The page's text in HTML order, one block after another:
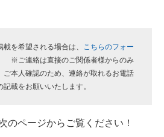
載を希望される場合は、 こちらのフォー
※ご連絡は直接のご関係者様からのみ
ご本人確認のため、連絡が取れるお電話
載をお願いいたします。
ページからご覧ください！